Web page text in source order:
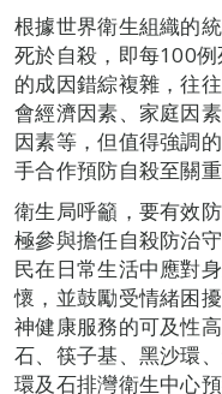
根據世界衛生組織的
死於自殺，即每100
的成因錯綜複雜，往
會經濟因素、家庭因
因素等，但值得強調
手合作預防自殺至關重
衛生局呼籲，要有效
極參與擔任自殺防治
民在日常生活中應對
懷，並鼓勵受情緒困
神健康服務的可及性
石、筷子基、黑沙環
環及石排灣衛生中心